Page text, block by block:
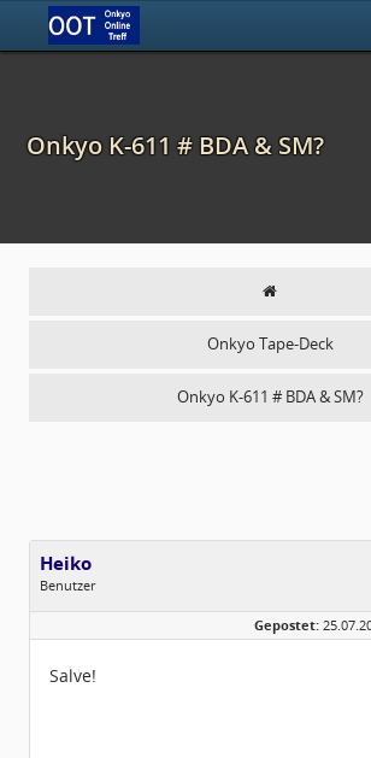
Onkyo K-611 # BDA & SM?
Onkyo Tape-Deck
Onkyo K-611 # BDA & SM?
Heiko
Benutzer
Geschlecht:
Alter:
66
Dabei seit:
Gepostet:
Salve!